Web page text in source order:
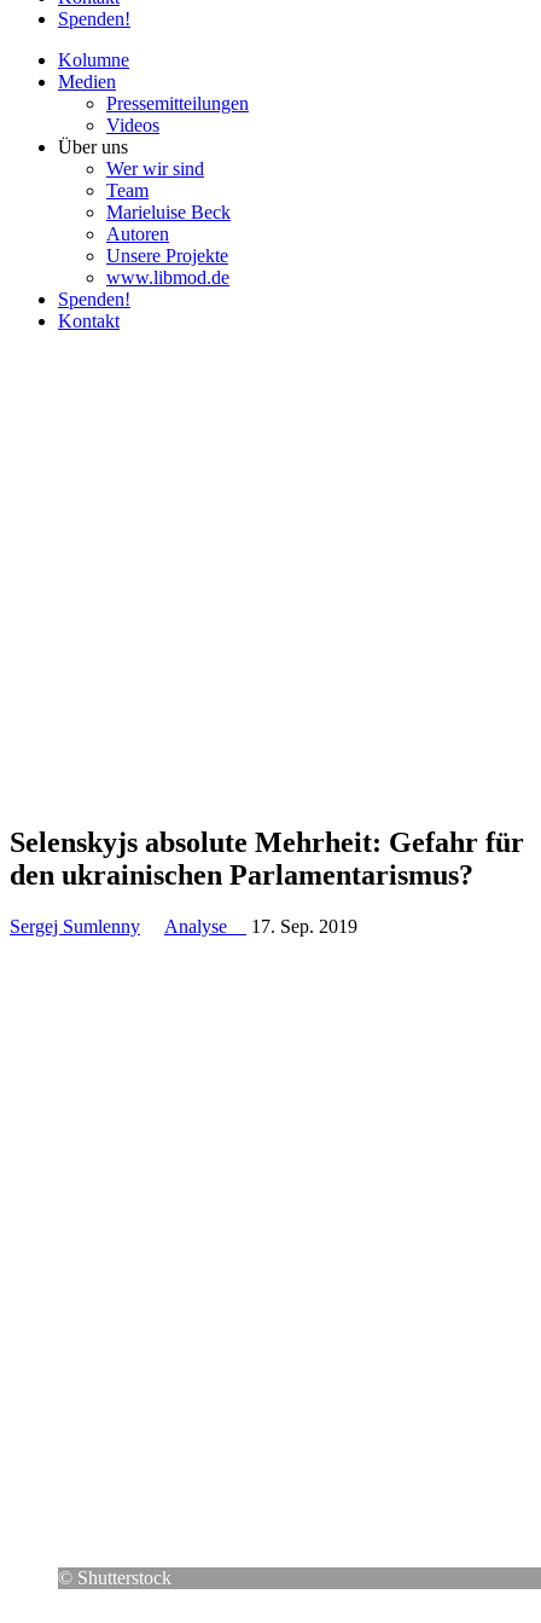
Spenden!
Kolumne
Medien
Pres­se­mit­tei­lun­gen
Videos
Über uns
Wer wir sind
Team
Marie­luise Beck
Autoren
Unsere Pro­jekte
www.libmod.de
Spenden!
Kontakt
Selen­skyjs abso­lute Mehr­heit: Gefahr für
den ukrai­ni­schen Parlamentarismus?
Sergej Sumlenny Analyse 17. Sep. 2019
© Shut­ter­stock